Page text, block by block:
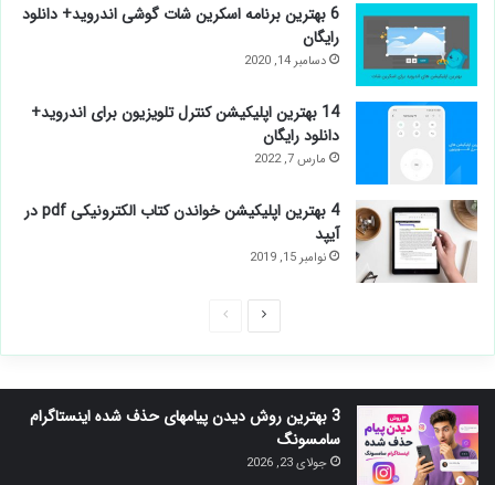
6 بهترین برنامه اسکرین شات گوشی اندروید+ دانلود
رایگان
دسامبر 14, 2020
14 بهترین اپلیکیشن کنترل تلویزیون برای اندروید+
دانلود رایگان
مارس 7, 2022
4 بهترین اپلیکیشن خواندن کتاب الکترونیکی pdf در
آیپد
نوامبر 15, 2019
صفحه
صفحه
3 بهترین روش دیدن پیامهای حذف شده اینستاگرام
سامسونگ
جولای 23, 2026